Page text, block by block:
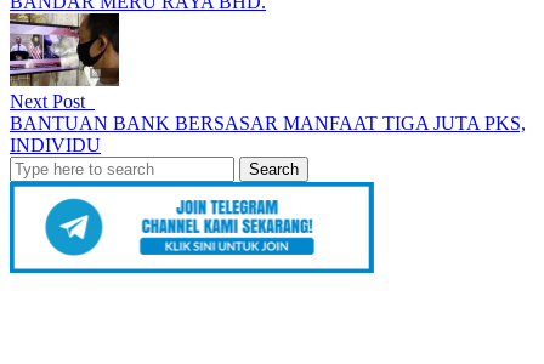
Next Post
BANTUAN BANK BERSASAR MANFAAT TIGA JUTA PKS,
INDIVIDU
Search
for: